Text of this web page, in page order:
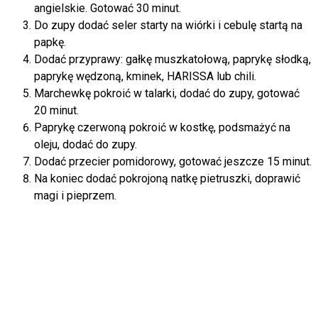
angielskie. Gotować 30 minut.
Do zupy dodać seler starty na wiórki i cebulę startą na
papkę.
Dodać przyprawy: gałkę muszkatołową, paprykę słodką,
paprykę wędzoną, kminek, HARISSA lub chili.
Marchewkę pokroić w talarki, dodać do zupy, gotować
20 minut.
Paprykę czerwoną pokroić w kostkę, podsmażyć na
oleju, dodać do zupy.
Dodać przecier pomidorowy, gotować jeszcze 15 minut.
Na koniec dodać pokrojoną natkę pietruszki, doprawić
magi i pieprzem.